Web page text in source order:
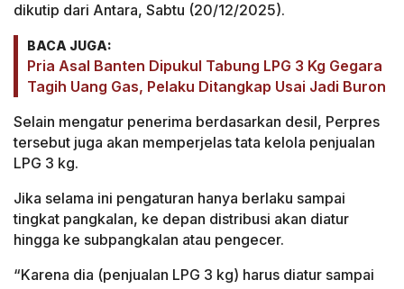
dikutip dari Antara, Sabtu (20/12/2025).
BACA JUGA:
Pria Asal Banten Dipukul Tabung LPG 3 Kg Gegara
Tagih Uang Gas, Pelaku Ditangkap Usai Jadi Buron
Selain mengatur penerima berdasarkan desil, Perpres
tersebut juga akan memperjelas tata kelola penjualan
LPG 3 kg.
Jika selama ini pengaturan hanya berlaku sampai
tingkat pangkalan, ke depan distribusi akan diatur
hingga ke subpangkalan atau pengecer.
“Karena dia (penjualan LPG 3 kg) harus diatur sampai